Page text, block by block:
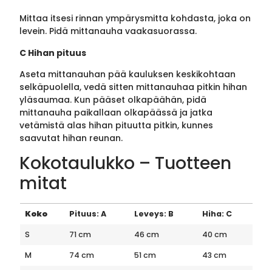
Mittaa itsesi rinnan ympärysmitta kohdasta, joka on
levein. Pidä mittanauha vaakasuorassa.
C Hihan pituus
Aseta mittanauhan pää kauluksen keskikohtaan
selkäpuolella, vedä sitten mittanauhaa pitkin hihan
yläsaumaa. Kun pääset olkapäähän, pidä
mittanauha paikallaan olkapäässä ja jatka
vetämistä alas hihan pituutta pitkin, kunnes
saavutat hihan reunan.
Kokotaulukko – Tuotteen
mitat
Koko Pituus: A Leveys: B
Hiha: C
S
71 cm 46 cm
40 cm
M
74 cm 51 cm
43 cm